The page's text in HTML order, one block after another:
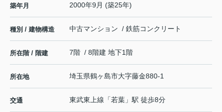
築年月 2000年9月 (築25年)
種別 / 建物構造 中古マンション / 鉄筋コンクリート
所在階 / 階建 7階 / 8階建 地下1階
所在地 埼玉県鶴ヶ島市大字藤金880-1
交通 東武東上線 「若葉 」駅 徒歩8分